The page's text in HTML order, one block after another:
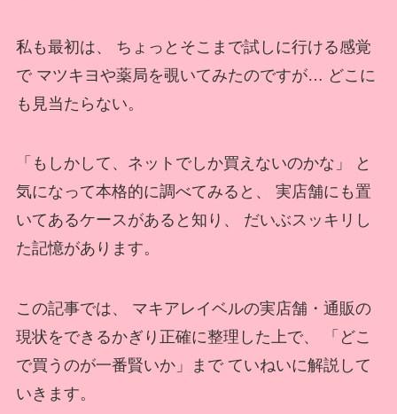
私も最初は、 ちょっとそこまで試しに行ける感覚
で マツキヨや薬局を覗いてみたのですが… どこに
も見当たらない。
「もしかして、ネットでしか買えないのかな」 と
気になって本格的に調べてみると、 実店舗にも置
いてあるケースがあると知り、 だいぶスッキリし
た記憶があります。
この記事では、 マキアレイベルの実店舗・通販の
現状をできるかぎり正確に整理した上で、 「どこ
で買うのが一番賢いか」まで ていねいに解説して
いきます。